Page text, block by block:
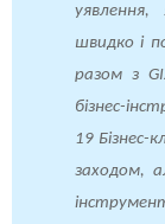
швидко і
разом з
бізнес-
19 Бізнес-
заходом,